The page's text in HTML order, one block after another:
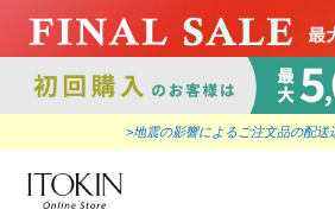
>地震の影響によるご注文品の配送